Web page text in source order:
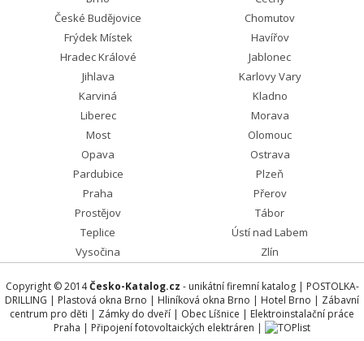
České Budějovice
Chomutov
Frýdek Místek
Havířov
Hradec Králové
Jablonec
Jihlava
Karlovy Vary
Karviná
Kladno
Liberec
Morava
Most
Olomouc
Opava
Ostrava
Pardubice
Plzeň
Praha
Přerov
Prostějov
Tábor
Teplice
Ústí nad Labem
Vysočina
Zlín
Copyright © 2014Česko-Katalog.cz - unikátní firemní katalog | POSTOLKA-
DRILLING | Plastová okna Brno | Hliníková okna Brno | Hotel Brno | Zábavní
centrum pro děti | Zámky do dveří | Obec Líšnice | Elektroinstalační práce
Praha | Připojení fotovoltaických elektráren |